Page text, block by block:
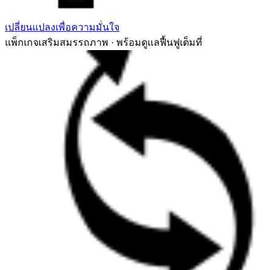
เปลี่ยนแปลงเพื่อความมั่นใจ
แพ็กเกจเสริมสมรรถภาพ · พร้อมดูแลฟื้นฟูเต็มที่